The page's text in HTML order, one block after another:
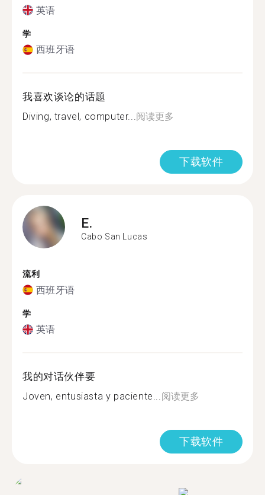
英语
学
西班牙语
我喜欢谈论的话题
Diving, travel, computer...阅读更多
下载软件
E.
Cabo San Lucas
流利
西班牙语
学
英语
我的对话伙伴要
Joven, entusiasta y paciente...阅读更多
下载软件